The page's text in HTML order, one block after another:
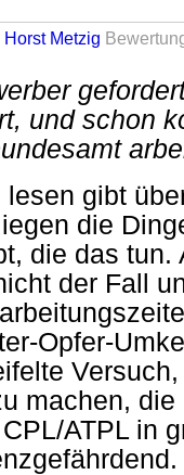
Horst Metzig
und schon
gibt
die
die das tun.
der Fall
Opfer-
machen,
ATPL in